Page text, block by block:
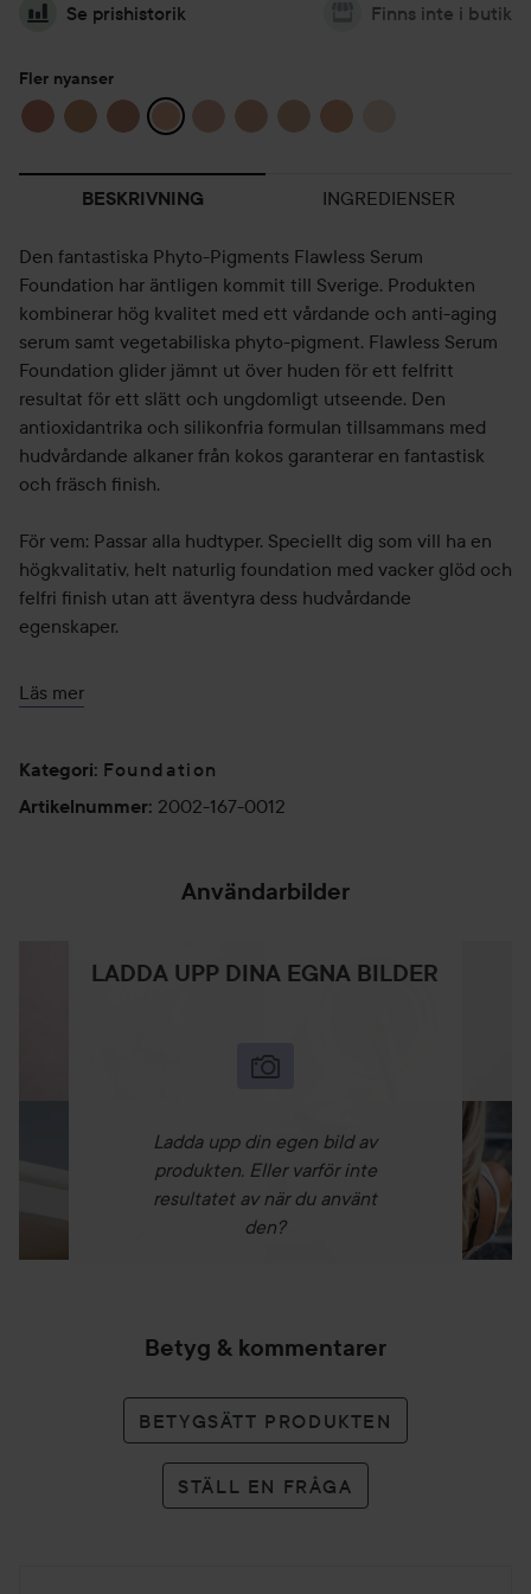
Se prishistorik Finns inte i butik
Fler nyanser
BESKRIVNING INGREDIENSER
Den fantastiska Phyto-Pigments Flawless Serum
Foundation har äntligen kommit till Sverige. Produkten
kombinerar hög kvalitet med ett vårdande och anti-aging
serum samt vegetabiliska phyto-pigment. Flawless Serum
Foundation glider jämnt ut över huden för ett felfritt
resultat för ett slätt och ungdomligt utseende. Den
antioxidantrika och silikonfria formulan tillsammans med
hudvårdande alkaner från kokos garanterar en fantastisk
och fräsch finish.
För vem: Passar alla hudtyper. Speciellt dig som vill ha en
högkvalitativ, helt naturlig foundation med vacker glöd och
felfri finish utan att äventyra dess hudvårdande
egenskaper.
Fördelar
Unik serumteknologi som bekämpar hudens tecken på
förening från druvkärnor som förebygger hudens åldrande.
Ger ett medeltäckande slutresultat
lätta konsistensen lägger sig inte i fina linjer och rynkor.
fingrarna eller med Juice Beauty's foundationborste efter
din dagliga Juice Beauty hudvård. Applicera produkten på
pannan, området kring näsan, kinderna och hakan. Börja
från mitten av ansiktet och jobba dig utåt mot sidorna för
ett jämnt och fint resultat. Skakas före användning.
Läs mer
Kategori: Foundation
Artikelnummer: 2002-167-0012
Användarbilder
LADDA UPP DINA EGNA BILDER
Ladda upp din egen bild av
produkten. Eller varför inte
resultatet av när du använt
den?
Betyg & kommentarer
BETYGSÄTT PRODUKTEN
STÄLL EN FRÅGA